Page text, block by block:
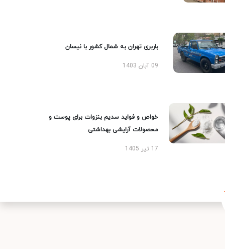
باربری تهران به شمال کشور با نیسان
09 آبان 1403
خواص و فواید سدیم بنزوات برای پوست و
محصولات آرایشی بهداشتی
17 تیر 1405